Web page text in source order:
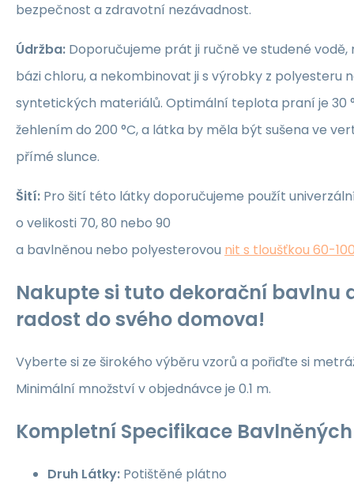
bezpečnost a zdravotní nezávadnost.
Údržba: Doporučujeme prát ji ručně ve studené
bázi chloru, a nekombinovat ji s výrobky z polyesteru
syntetických materiálů. Optimální teplota praní je 30
žehlením do 200 °C, a látka by měla být sušena ve
přímé slunce.
Šití: Pro šití této látky doporučujeme použít
o velikosti 70, 80 nebo 90
a bavlněnou nebo polyesterovou nit s tloušťkou 60-
Nakupte si tuto dekorační bavlnu
radost do svého domova!
Vyberte si ze širokého výběru vzorů a pořiďte si
Minimální množství v objednávce je 0.1 m.
Kompletní Specifikace
Druh Látky: Potištěné plátno